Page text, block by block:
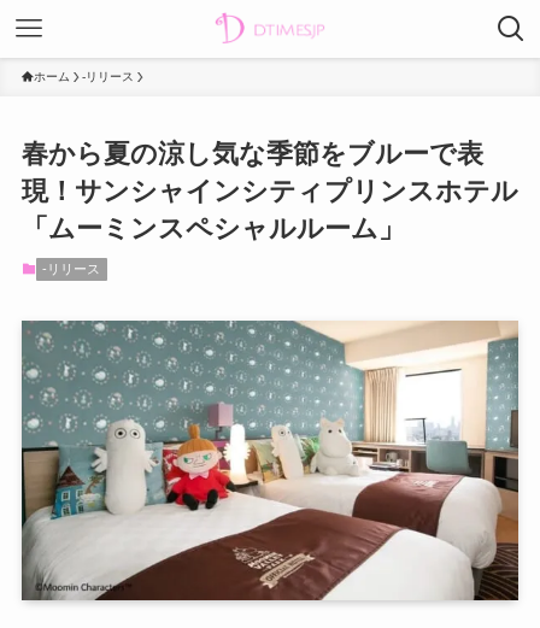
ホーム -リリース
春から夏の涼し気な季節をブルーで表
現！サンシャインシティプリンスホテル
「ムーミンスペシャルルーム」
-リリース